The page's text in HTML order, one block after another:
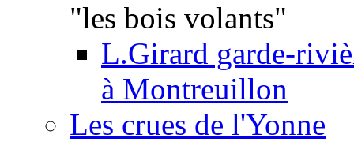
"les bois volants"
L.Girard garde-
à Montreuillon
Les crues de l'Yonne